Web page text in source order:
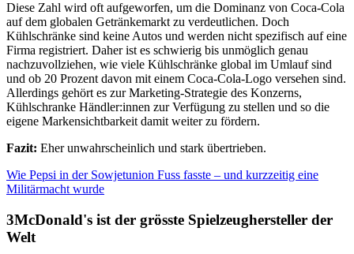
Diese Zahl wird oft aufgeworfen, um die Dominanz von Coca-Cola
auf dem globalen Getränkemarkt zu verdeutlichen. Doch
Kühlschränke sind keine Autos und werden nicht spezifisch auf eine
Firma registriert. Daher ist es schwierig bis unmöglich genau
nachzuvollziehen, wie viele Kühlschränke global im Umlauf sind
und ob 20 Prozent davon mit einem Coca-Cola-Logo versehen sind.
Allerdings gehört es zur Marketing-Strategie des Konzerns,
Kühlschranke Händler:innen zur Verfügung zu stellen und so die
eigene Markensichtbarkeit damit weiter zu fördern.
Fazit: Eher unwahrscheinlich und stark übertrieben.
Wie Pepsi in der Sowjetunion Fuss fasste – und kurzzeitig eine
Militärmacht wurde
McDonald's ist der grösste Spielzeughersteller der
Welt